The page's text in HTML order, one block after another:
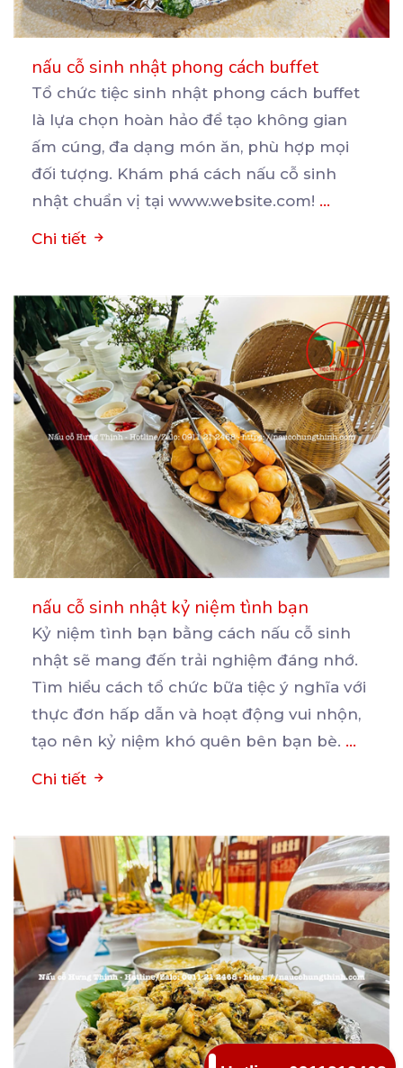
nấu cỗ sinh nhật phong cách buffet
Tổ chức tiệc sinh nhật phong cách buffet
là lựa chọn hoàn hảo để tạo không gian
ấm cúng, đa dạng món ăn, phù hợp mọi
đối tượng. Khám phá cách nấu cỗ sinh
nhật chuẩn vị tại www.website.com! ...
Chi tiết
nấu cỗ sinh nhật kỷ niệm tình bạn
Kỷ niệm tình bạn bằng cách nấu cỗ sinh
nhật sẽ mang đến trải nghiệm đáng nhớ.
Tìm hiểu cách tổ chức bữa tiệc ý nghĩa với
thực đơn hấp dẫn và hoạt động vui nhộn,
tạo nên kỷ niệm khó quên bên bạn bè. ...
Chi tiết